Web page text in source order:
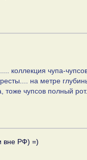
коллекция чупа-
на метре
тоже чупсов полный
вне РФ) =)